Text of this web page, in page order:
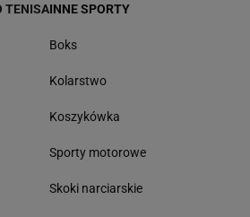
TENISAINNE SPORTY
Boks
Kolarstwo
Koszykówka
Sporty motorowe
Skoki narciarskie